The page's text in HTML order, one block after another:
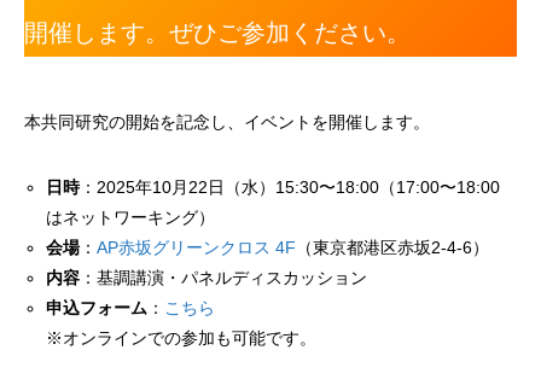
開催します。ぜひご参加ください。
本共同研究の開始を記念し、イベントを開催します。
日時：2025年10月22日（水）15:30〜18:00（17:00〜18:00
はネットワーキング）
会場：AP赤坂グリーンクロス 4F （東京都港区赤坂2-4-6）
内容 ：基調講演・パネルディスカッション
申込フォーム ： こちら
※オンラインでの参加も可能です。